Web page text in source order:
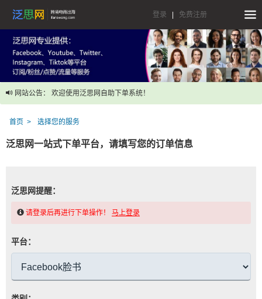
登录 免费注册
网站公告： 欢迎使用泛思网自助下单系统！
首页 选择您的服务
泛思网一站式下单平台，请填写您的订单信息
泛思网提醒：
请登录后再进行下单操作！ 马上登录
平台：